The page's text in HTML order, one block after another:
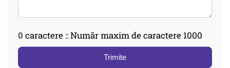
0 caractere :: Număr maxim de caractere 1000
Trimite